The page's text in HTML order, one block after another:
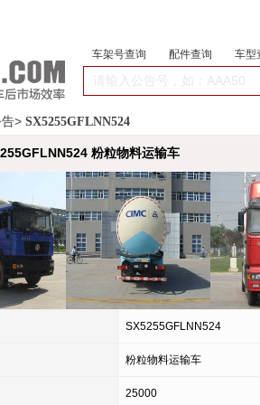
车架号查询 配件查询 车型
> SX5255GFLNN524
粉粒物料运输车
SX5255GFLNN524
粉粒物料运输车
25000